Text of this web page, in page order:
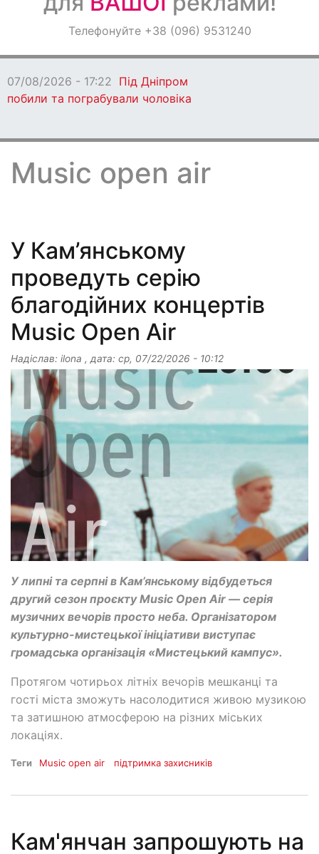
ОголошенняТелефонуйте +38 (096) 9531240
07/08/2026 - 17:22 Під Дніпром
побили та пограбували чоловіка
Music open air
У Кам’янському
проведуть серію
благодійних концертів
Music Open Air
Надіслав: ilona , дата: ср, 07/22/2026 - 10:12
У липні та серпні в Кам’янському відбудеться
другий сезон проєкту Music Open Air — серія
музичних вечорів просто неба. Організатором
культурно-мистецької ініціативи виступає
громадська організація «Мистецький кампус».
Протягом чотирьох літніх вечорів мешканці та
гості міста зможуть насолодитися живою музикою
та затишною атмосферою на різних міських
локаціях.
Теги Music open air підтримка захисників
Кам'янчан запрошують на